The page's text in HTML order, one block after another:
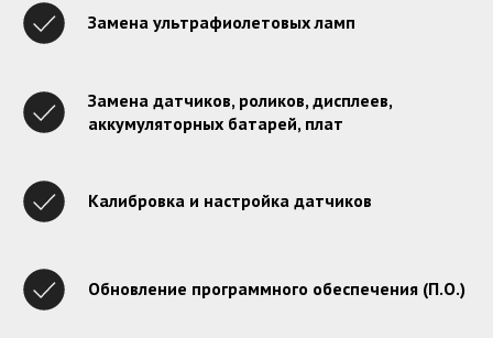
Замена ультрафиолетовых ламп
Замена датчиков, роликов, дисплеев,
аккумуляторных батарей, плат
Калибровка и настройка датчиков
Обновление программного обеспечения (П.О.)